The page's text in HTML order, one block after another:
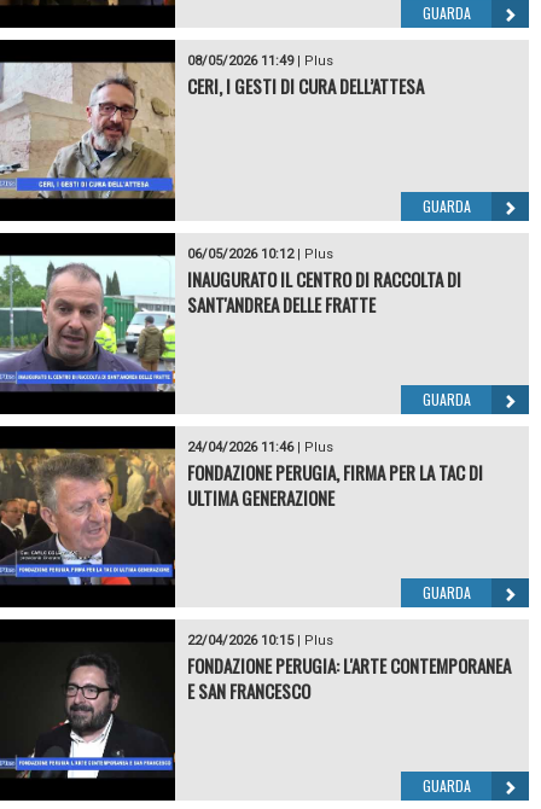
GUARDA
08/05/2026 11:49| Plus
CERI, I GESTI DI CURA DELL’ATTESA
GUARDA
06/05/2026 10:12| Plus
INAUGURATO IL CENTRO DI RACCOLTA DI
SANT'ANDREA DELLE FRATTE
GUARDA
24/04/2026 11:46| Plus
FONDAZIONE PERUGIA, FIRMA PER LA TAC DI
ULTIMA GENERAZIONE
GUARDA
22/04/2026 10:15| Plus
FONDAZIONE PERUGIA: L'ARTE CONTEMPORANEA
E SAN FRANCESCO
GUARDA